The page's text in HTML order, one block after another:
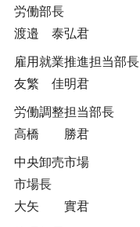
労働部長
渡邉 泰弘君
雇用就業推進担当部長
友繁 佳明君
労働調整担当部長
高橋 勝君
中央卸売市場
市場長
大矢 實君